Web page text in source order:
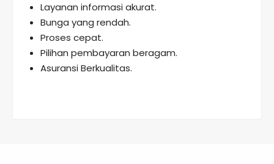
Layanan informasi akurat.
Bunga yang rendah.
Proses cepat.
Pilihan pembayaran beragam.
Asuransi Berkualitas.